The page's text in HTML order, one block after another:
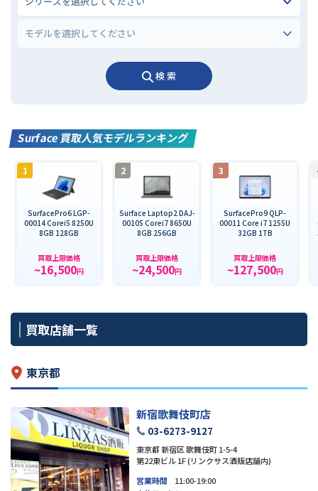
検 索
Surface 買取人気モデルランキング
1
SurfacePro6 LGP-
00014 Corei5 8250U
8GB 128GB
買取上限価格
~16,500円
2
Surface Laptop2 DAJ-
00105 Corei7 8650U
8GB 256GB
買取上限価格
~24,500円
3
SurfacePro9 QLP-
00011 Core i7 1255U
32GB 1TB
買取上限価格
~127,500円
買取店舗一覧
東京都
新宿歌舞伎町店
03-6273-9127
東京都 新宿区 歌舞伎町 1-5-4
第22東ビル 1F (リンクサス酒販店舗内)
営業時間
11:00-19:00